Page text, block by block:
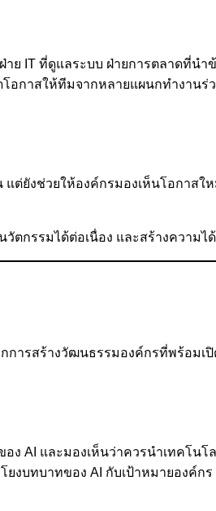
ย IT ที่ดูแลระบบ ฝ่ายการตลาดที่น
โอกาสให้ทีมจากหลายแผนกทำงา
แต่ยังช่วยให้องค์กรมองเห็นโอกา
กรรมได้ต่อเนื่อง และสร้างความไ
ารสร้างวัฒนธรรมองค์กรที่พร้อมเ
ง AI และมองเห็นว่าควรนำเทคโ
งบทบาทของ AI กับเป้าหมายองค์